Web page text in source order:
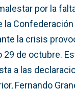
por la
la
la crisis
29 de octubre.
a las
Fernando